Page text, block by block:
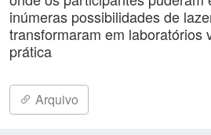
inúmeras possibilidades de
transformaram em laboratórios
prática
Arquivo